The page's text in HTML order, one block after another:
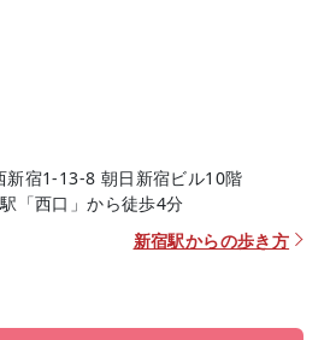
新宿1-13-8 朝日新宿ビル10階
「西口」から徒歩4分
新宿駅からの歩き方